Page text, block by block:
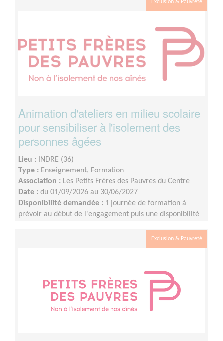
Exclusion & Pauvreté
Animation d'ateliers en milieu scolaire
pour sensibiliser à l'isolement des
personnes âgées
Lieu : INDRE (36)
Type : Enseignement, Formation
Association : Les Petits Frères des Pauvres du Centre
Date : du 01/09/2026 au 30/06/2027
Disponibilité demandée : 1 journée de formation à
prévoir au début de l'engagement puis une disponibilité
Exclusion & Pauvreté